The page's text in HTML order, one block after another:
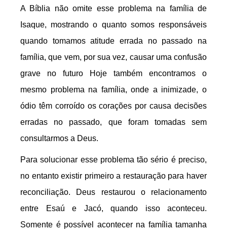
A Bíblia não omite esse problema na família de
Isaque, mostrando o quanto somos responsáveis
quando tomamos atitude errada no passado na
família, que vem, por sua vez, causar uma confusão
grave no futuro Hoje também encontramos o
mesmo problema na família, onde a inimizade, o
ódio têm corroído os corações por causa decisões
erradas no passado, que foram tomadas sem
consultarmos a Deus.
Para solucionar esse problema tão sério é preciso,
no entanto existir primeiro a restauração para haver
reconciliação. Deus restaurou o relacionamento
entre Esaú e Jacó, quando isso aconteceu.
Somente é possível acontecer na família tamanha